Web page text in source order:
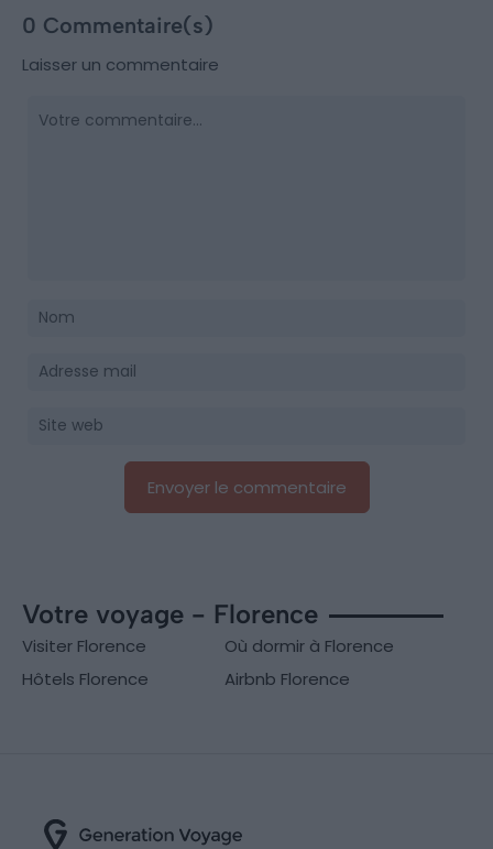
0 Commentaire(s)
Laisser un commentaire
Votre voyage - Florence
Visiter Florence
Où dormir à Florence
Hôtels Florence
Airbnb Florence